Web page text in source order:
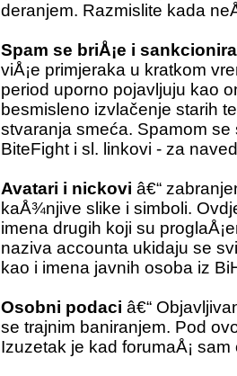
deranjem. Razmislite kada
Spam se briÅ¡e i sankcionira
viÅ¡e primjeraka u kratkom
period uporno pojavljuju kao
besmisleno izvlačenje starih
stvaranja smeća. Spamom
BiteFight i sl. linkovi - za
Avatari i nickovi â€“
kaÅ¾njive slike i simboli.
imena drugih koji su
naziva accounta ukidaju se
kao i imena javnih osoba iz
Osobni podaci â€“
se trajnim baniranjem. Pod
Izuzetak je kad forumaÅ¡